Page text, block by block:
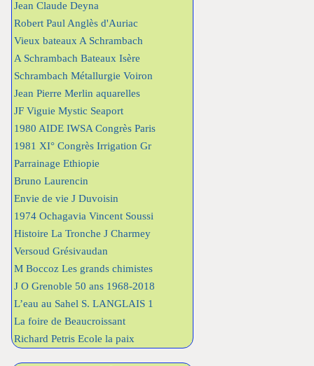
Jean Claude Deyna
Robert Paul Anglès d'Auriac
Vieux bateaux A Schrambach
A Schrambach Bateaux Isère
Schrambach Métallurgie Voiron
Jean Pierre Merlin aquarelles
JF Viguie Mystic Seaport
1980 AIDE IWSA Congrès Paris
1981 XI° Congrès Irrigation Gr
Parrainage Ethiopie
Bruno Laurencin
Envie de vie J Duvoisin
1974 Ochagavia Vincent Soussi
Histoire La Tronche J Charmey
Versoud Grésivaudan
M Boccoz Les grands chimistes
J O Grenoble 50 ans 1968-2018
L’eau au Sahel S. LANGLAIS 1
La foire de Beaucroissant
Richard Petris Ecole la paix